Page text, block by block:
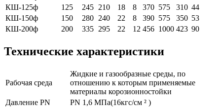
КШ-125ф
125 245 210 18 8 370 575 310 44
КШ-150ф
150 280 240 22 8 390 575 350 53
КШ-200ф
200 335 295 22 12 456 1000 423 90
Технические характеристики
Рабочая среда
Жидкие и газообразные среды, по
отношению к которым применяемые
материалы корозионностойки
Давление PN
PN 1,6 МПа(16кгс/см ² )